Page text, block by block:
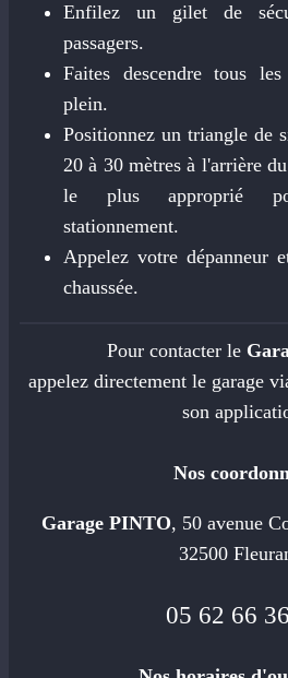
Enfilez un gilet de
passagers.
Faites descendre tous
plein.
Positionnez un triangle de
20 à 30 mètres à l'arrière
le plus approprié
stationnement.
Appelez votre dépanneur
chaussée.
Pour contacter le
appelez directement le garage
son
Nos
Garage PINTO, 50 avenue
32500
05 62 66